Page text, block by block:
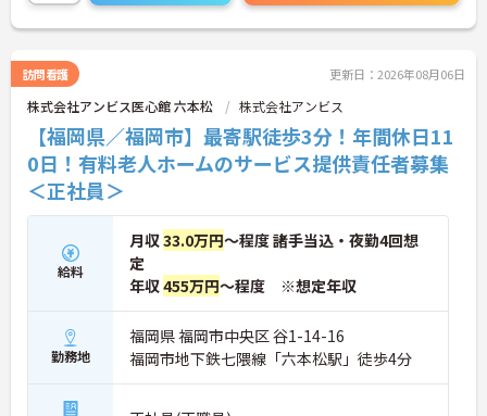
訪問看護 更新日：2026年08月06日
株式会社アンビス医心館 六本松 株式会社アンビス
【福岡県／福岡市】最寄駅徒歩3分！年間休日11
0日！有料老人ホームのサービス提供責任者募集
＜正社員＞
給料
月収33.0万円～程度 諸手当込・夜勤4回想
定
年収455万円～程度 ※想定年収
勤務地
福岡県 福岡市中央区 谷1-14-16
福岡市地下鉄七隈線「六本松駅」徒歩4分